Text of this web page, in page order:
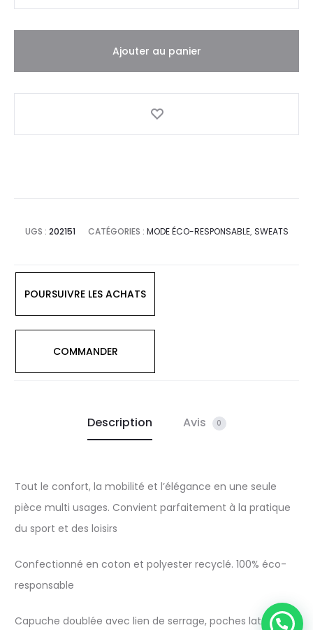
Ajouter au panier
UGS : 202151 CATÉGORIES : MODE ÉCO-RESPONSABLE, SWEATS
POURSUIVRE LES ACHATS
COMMANDER
Description Avis 0
Tout le confort, la mobilité et l’élégance en une seule
pièce multi usages. Convient parfaitement à la pratique
du sport et des loisirs
Confectionné en coton et polyester recyclé. 100% éco-
responsable
Capuche doublée avec lien de serrage, poches latérales